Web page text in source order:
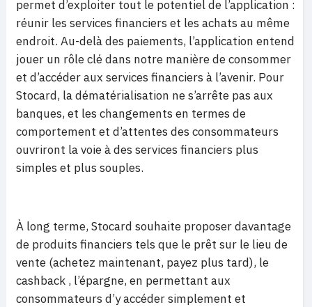
permet d’exploiter tout le potentiel de l’application :
réunir les services financiers et les achats au même
endroit. Au-delà des paiements, l’application entend
jouer un rôle clé dans notre manière de consommer
et d’accéder aux services financiers à l’avenir. Pour
Stocard, la dématérialisation ne s’arrête pas aux
banques, et les changements en termes de
comportement et d’attentes des consommateurs
ouvriront la voie à des services financiers plus
simples et plus souples.
À long terme, Stocard souhaite proposer davantage
de produits financiers tels que le prêt sur le lieu de
vente (achetez maintenant, payez plus tard), le
cashback , l’épargne, en permettant aux
consommateurs d’y accéder simplement et